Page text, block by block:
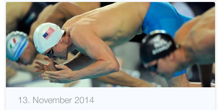
13. November 2014